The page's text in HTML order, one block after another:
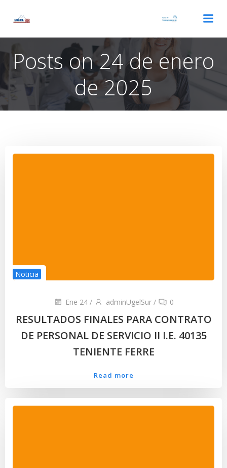
Posts on 24 de enero
de 2025
Noticia
Ene 24 / adminUgelSur / 0
RESULTADOS FINALES PARA CONTRATO
DE PERSONAL DE SERVICIO II I.E. 40135
TENIENTE FERRE
Read more